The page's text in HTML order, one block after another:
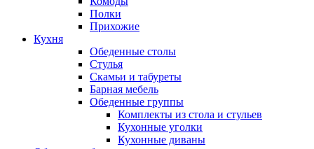
Полки
Прихожие
Кухня
Обеденные столы
Стулья
Скамьи и табуреты
Барная мебель
Обеденные группы
Комплекты из стола и стульев
Кухонные уголки
Кухонные диваны